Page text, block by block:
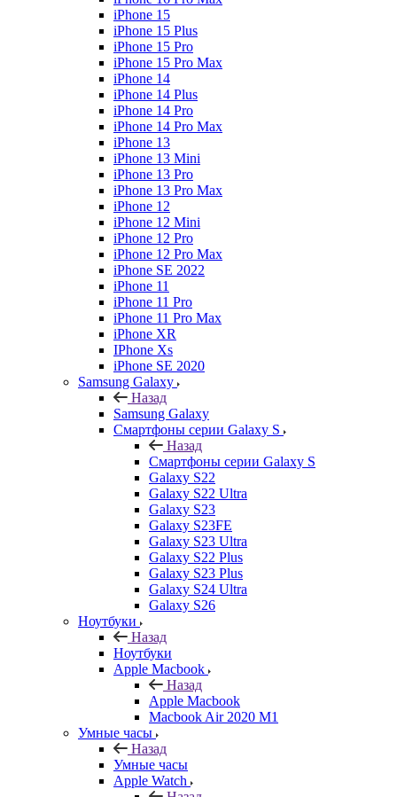
iPhone 15
iPhone 15 Plus
iPhone 15 Pro
iPhone 15 Pro Max
iPhone 14
iPhone 14 Plus
iPhone 14 Pro
iPhone 14 Pro Max
iPhone 13
iPhone 13 Mini
iPhone 13 Pro
iPhone 13 Pro Max
iPhone 12
iPhone 12 Mini
iPhone 12 Pro
iPhone 12 Pro Max
iPhone SE 2022
iPhone 11
iPhone 11 Pro
iPhone 11 Pro Max
iPhone XR
IPhone Xs
iPhone SE 2020
Samsung Galaxy
Назад
Samsung Galaxy
Смартфоны серии Galaxy S
Назад
Смартфоны серии Galaxy S
Galaxy S22
Galaxy S22 Ultra
Galaxy S23
Galaxy S23FE
Galaxy S23 Ultra
Galaxy S22 Plus
Galaxy S23 Plus
Galaxy S24 Ultra
Galaxy S26
Ноутбуки
Назад
Ноутбуки
Apple Macbook
Назад
Apple Macbook
Macbook Air 2020 M1
Умные часы
Назад
Умные часы
Apple Watch